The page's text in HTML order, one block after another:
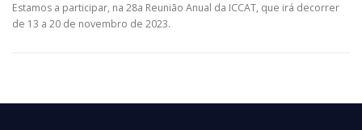
Estamos a participar, na 28a Reunião Anual da ICCAT, que irá decorrer
de 13 a 20 de novembro de 2023.